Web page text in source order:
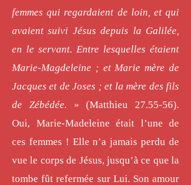
femmes qui regardaient de loin, et qui
avaient suivi Jésus depuis la Galilée,
en le servant. Entre lesquelles étaient
Marie-Magdeleine ; et Marie mère de
Jacques et de Joses ; et la mère des fils
de Zébédée. » (Matthieu 27.55-56).
Oui, Marie-Madeleine était l’une de
ces femmes ! Elle n’a jamais perdu de
vue le corps de Jésus, jusqu’à ce que la
tombe fût refermée sur Lui. Son amour